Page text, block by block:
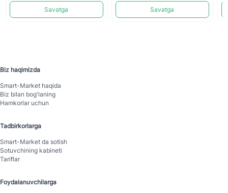
Savatga Savatga
Biz haqimizda
Smart-Mаrket haqida
Biz bilan bog'laning
Hamkorlar uchun
Tadbirkorlarga
Smart-Mаrket da sotish
Sotuvchining kabineti
Tariflar
Foydalanuvchilarga